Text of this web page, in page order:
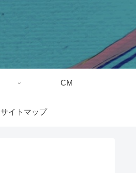
CM
サイトマップ